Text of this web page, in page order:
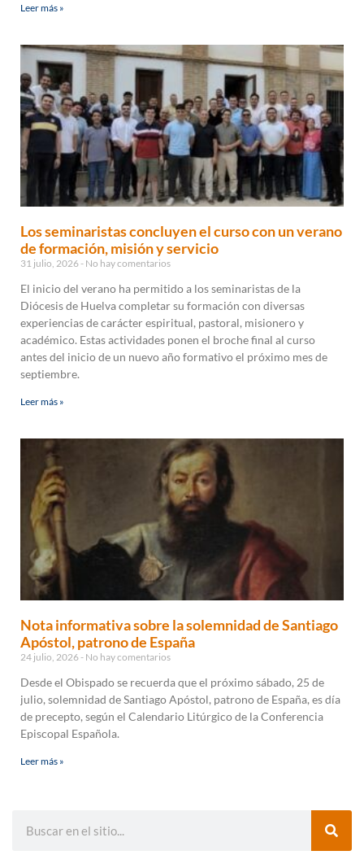
Leer más »
Los seminaristas concluyen el curso con un verano
de formación, misión y servicio
31 julio, 2026 No hay comentarios
El inicio del verano ha permitido a los seminaristas de la
Diócesis de Huelva completar su formación con diversas
experiencias de carácter espiritual, pastoral, misionero y
académico. Estas actividades ponen el broche final al curso
antes del inicio de un nuevo año formativo el próximo mes de
septiembre.
Leer más »
Nota informativa sobre la solemnidad de Santiago
Apóstol, patrono de España
24 julio, 2026 No hay comentarios
Desde el Obispado se recuerda que el próximo sábado, 25 de
julio, solemnidad de Santiago Apóstol, patrono de España, es día
de precepto, según el Calendario Litúrgico de la Conferencia
Episcopal Española.
Leer más »